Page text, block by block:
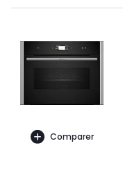
Comparer